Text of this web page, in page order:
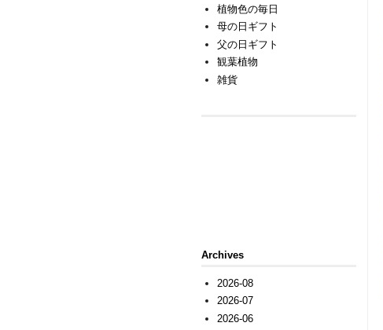
植物色の毎日
母の日ギフト
父の日ギフト
観葉植物
雑貨
Archives
2026-08
2026-07
2026-06